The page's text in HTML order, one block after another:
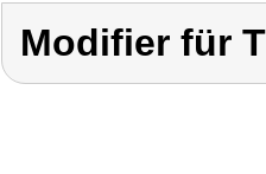
Modifier für